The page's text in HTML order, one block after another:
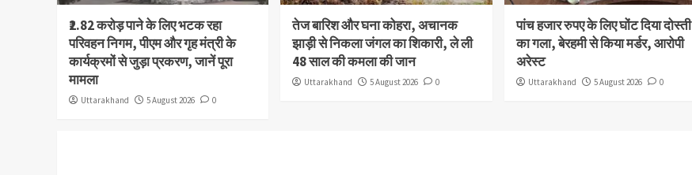
₹2.82 करोड़ पाने के लिए भटक रहा
परिवहन निगम, पीएम और गृह मंत्री के
कार्यक्रमों से जुड़ा प्रकरण, जानें पूरा
मामला
Uttarakhand 5 August 2026 0
तेज बारिश और घना कोहरा, अचानक
झाड़ी से निकला जंगल का शिकारी, ले ली
48 साल की कमला की जान
Uttarakhand 5 August 2026 0
पांच हजार रुपए के लिए घोंट दिया दोस्ती
का गला, बेरहमी से किया मर्डर, आरोपी
अरेस्ट
Uttarakhand 5 August 2026 0